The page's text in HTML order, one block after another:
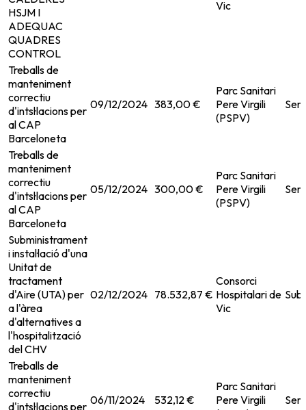
HSJM I
ADEQUAC
QUADRES
CONTROL
Vic
Treballs de
manteniment
correctiu
d'intsl·lacions per
al CAP
Barceloneta
09/12/2024 383,00 €
Parc Sanitari
Pere Virgili
(PSPV)
Treballs de
manteniment
correctiu
d'intsl·lacions per
al CAP
Barceloneta
05/12/2024 300,00 €
Parc Sanitari
Pere Virgili
(PSPV)
Subministrament
i instal·lació d'una
Unitat de
tractament
d'Aire (UTA) per
a l'àrea
d'alternatives a
l'hospitalització
del CHV
02/12/2024 78.532,87 €
Consorci
Hospitalari de
Vic
Treballs de
manteniment
correctiu
d'intsl·lacions per 06/11/2024 532,12 €
Parc Sanitari
Pere Virgili